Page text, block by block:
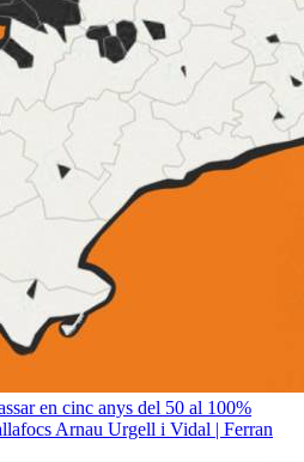
en cinc anys del 50 al 100%
Arnau Urgell i Vidal | Ferran